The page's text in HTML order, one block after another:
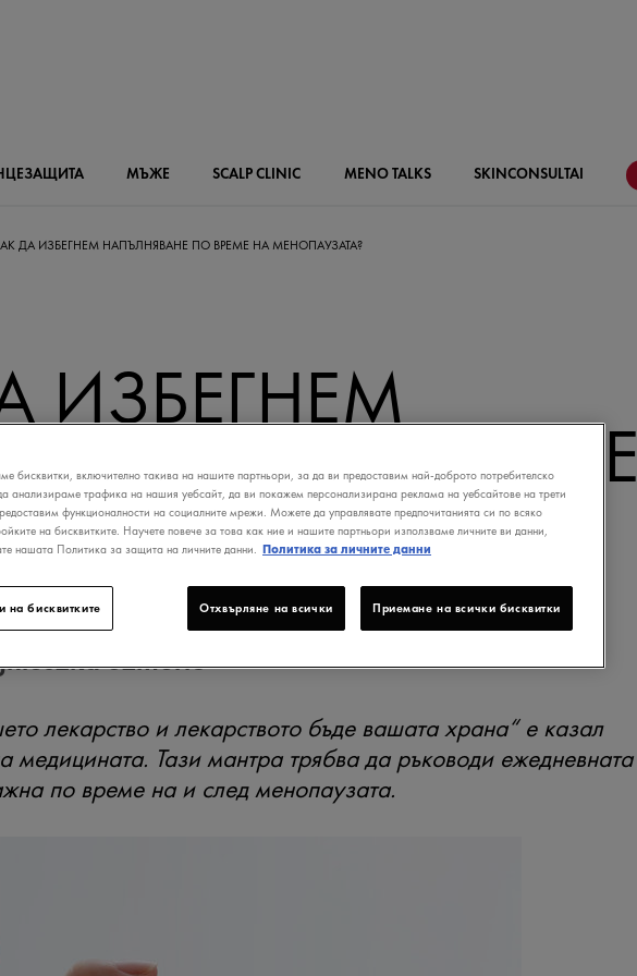
МЪЖЕ SCALPCLINIC MENOTALKS SKINCONSULTAI
ДА ИЗБЕГНЕМ НАПЪЛНЯВАНЕ ПО ВРЕМЕ НА МЕНОПАУЗАТА?
ИЗБЕГНЕМ
ПО ВРЕМЕ
написана от
Szmurło
лекарство и лекарството бъде вашата храна“ е казал
медицината. Тази мантра трябва да ръководи ежедневната
по време на и след менопаузата.
бисквитки, включително такива на нашите партньори, за да ви предоставим най-доброто потребителско
анализираме трафика на нашия уебсайт, да ви покажем персонализирана реклама на уебсайтове на трети
функционалности на социалните мрежи. Можете да управлявате предпочитанията си по всяко
на бисквитките. Научете повече за това как ние и нашите партньори използваме личните ви данни,
нашата Политика за защита на личните данни. Политика за личните данни
Отхвърляне на всички Приемане на всички бисквитки
на бисквитките